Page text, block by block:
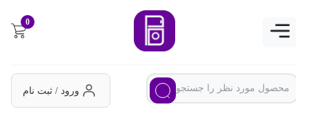
ورود / ثبت نام